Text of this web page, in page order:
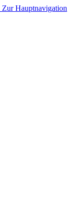
Zur Hauptnavigation